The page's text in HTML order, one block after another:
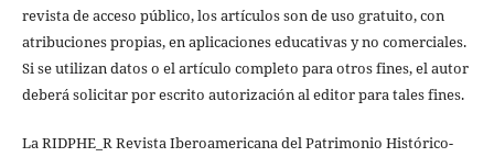
revista de acceso público, los artículos son de uso gratuito, con
atribuciones propias, en aplicaciones educativas y no comerciales.
Si se utilizan datos o el artículo completo para otros fines, el autor
deberá solicitar por escrito autorización al editor para tales fines.
La RIDPHE_R Revista Iberoamericana del Patrimonio Histórico-